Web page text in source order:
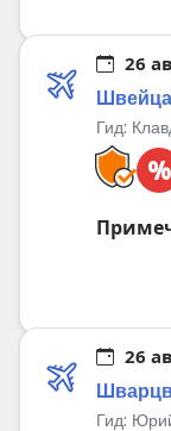
26
Гид:
%
26
Гид: